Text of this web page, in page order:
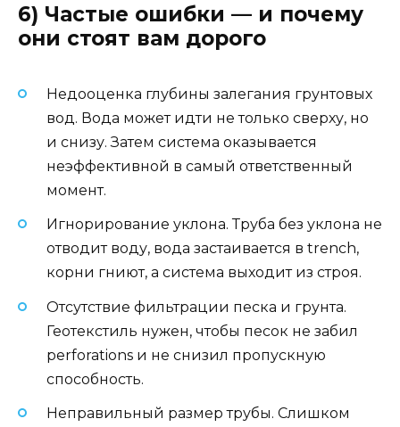
6) Частые ошибки — и почему
они стоят вам дорого
Недооценка глубины залегания грунтовых
вод. Вода может идти не только сверху, но
и снизу. Затем система оказывается
неэффективной в самый ответственный
момент.
Игнорирование уклона. Труба без уклона не
отводит воду, вода застаивается в trench,
корни гниют, а система выходит из строя.
Отсутствие фильтрации песка и грунта.
Геотекстиль нужен, чтобы песок не забил
perforations и не снизил пропускную
способность.
Неправильный размер трубы. Слишком